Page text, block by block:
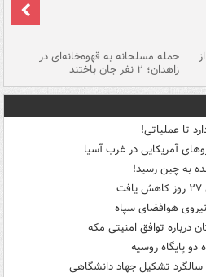
حمله مسلحانه به قهوه‌خانه‌ای در
زاهدان؛ ۲ نفر جان باختند
تا عملیاتی!
آمریکایی در غرب آسیا
به چین رسید!
هوافضای سپاه
درباره توافق امنیتی مکه
دو پایگاه روسیه
تشکیل جهاد دانشگاهی